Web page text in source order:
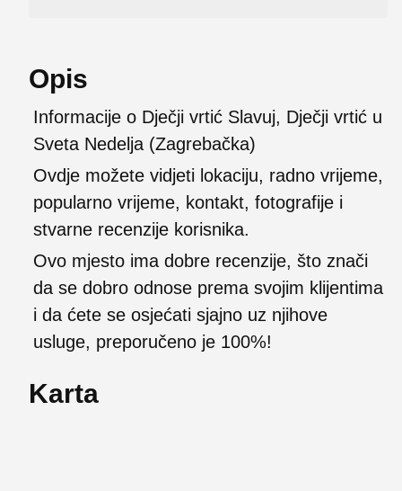
Opis
Informacije o Dječji vrtić Slavuj, Dječji vrtić u
Sveta Nedelja (Zagrebačka)
Ovdje možete vidjeti lokaciju, radno vrijeme,
popularno vrijeme, kontakt, fotografije i
stvarne recenzije korisnika.
Ovo mjesto ima dobre recenzije, što znači
da se dobro odnose prema svojim klijentima
i da ćete se osjećati sjajno uz njihove
usluge, preporučeno je 100%!
Karta